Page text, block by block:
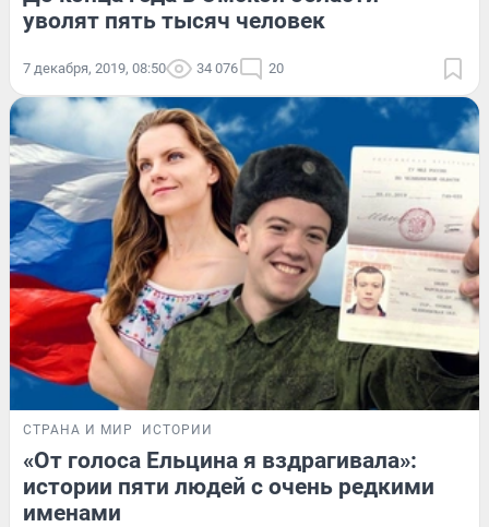
уволят пять тысяч человек
7 декабря, 2019, 08:50 34 076 20
СТРАНА И МИР ИСТОРИИ
«От голоса Ельцина я вздрагивала»:
истории пяти людей с очень редкими
именами